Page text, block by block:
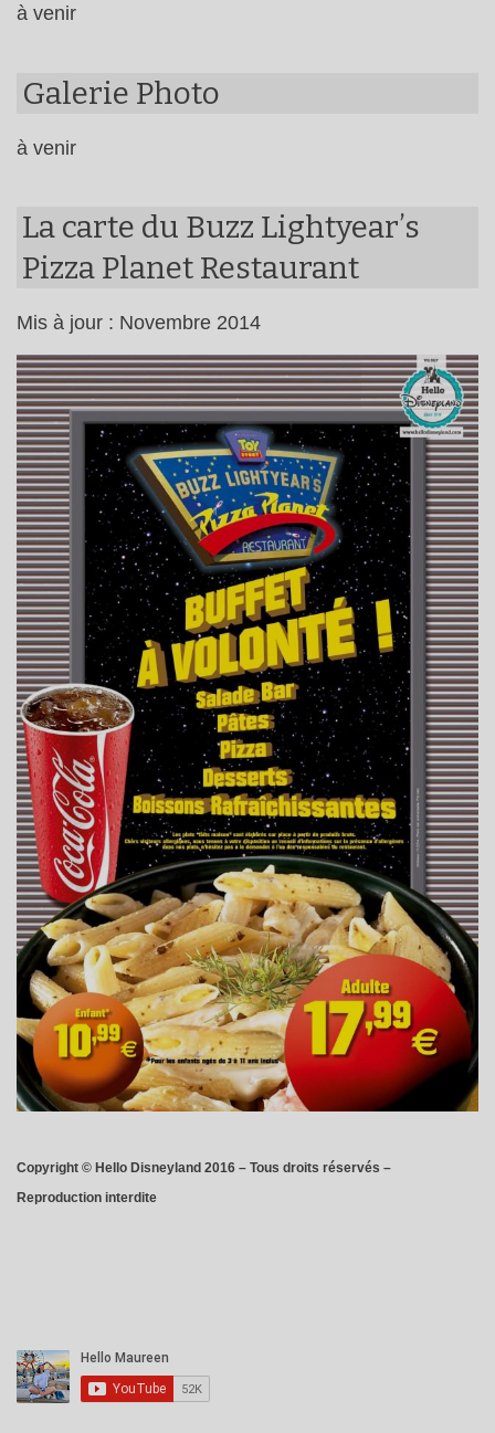
à venir
Galerie Photo
à venir
La carte du Buzz Lightyear’s
Pizza Planet Restaurant
Mis à jour : Novembre 2014
Copyright © Hello Disneyland 2016 – Tous droits réservés –
Reproduction interdite